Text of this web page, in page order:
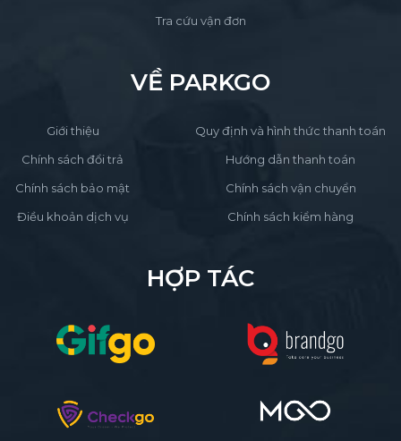
Tra cứu vận đơn
VỀ PARKGO
Giới thiệu
Chính sách đổi trả
Chính sách bảo mật
Điều khoản dịch vụ
Quy định và hình thức thanh toán
Hướng dẫn thanh toán
Chính sách vận chuyển
Chính sách kiểm hàng
HỢP TÁC